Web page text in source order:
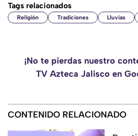
Tags relacionados
Religión Tradiciones Lluvias
¡No te pierdas nuestro
TV Azteca Jalisco en
CONTENIDO RELACIONADO